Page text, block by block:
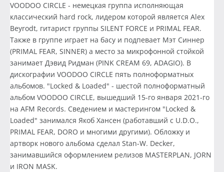
VOODOO CIRCLE - немецкая группа исполняющая
классический hard rock, лидером которой является Alex
Beyrodt, гитарист группы SILENT FORCE и PRIMAL FEAR.
Также в группе играет на басу и подпевает Мэт Синнер
(PRIMAL FEAR, SINNER) а место за микрофонной стойкой
занимает Дэвид Ридман (PINK CREAM 69, ADAGIO). В
дискографии VOODOO CIRCLE пять полноформатных
альбомов. "Locked & Loaded" - шестой полноформатный
альбом VOODOO CIRCLE, вышедший 15-го января 2021-го
на AFM Records. Сведением и мастерингом "Locked &
Loaded" занимался Якоб Хансен (работавший с U.D.O.,
PRIMAL FEAR, DORO и многими другими). Обложку и
артворк нового альбома сделал Stan-W. Decker,
занимавшийся оформлением релизов MASTERPLAN, JORN
и IRON MASK.